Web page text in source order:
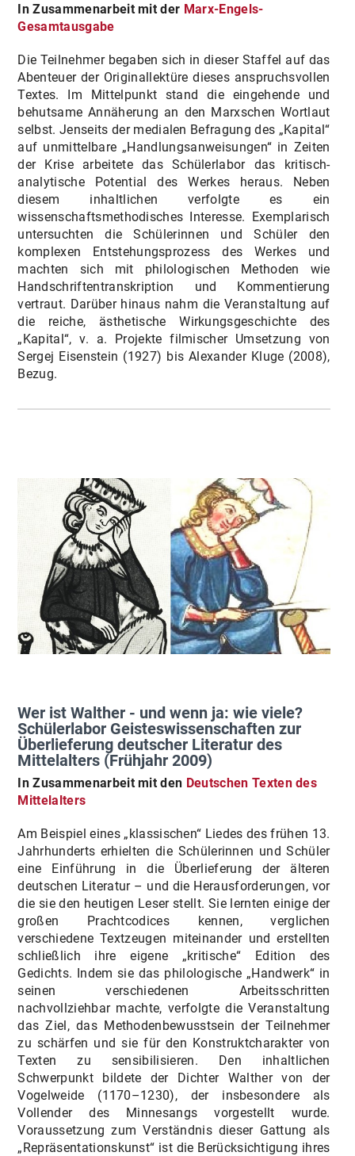
In Zusammenarbeit mit der Marx-Engels-
Gesamtausgabe
Die Teilnehmer begaben sich in dieser Staffel auf das
Abenteuer der Originallektüre dieses anspruchsvollen
Textes. Im Mittelpunkt stand die eingehende und
behutsame Annäherung an den Marxschen Wortlaut
selbst. Jenseits der medialen Befragung des „Kapital“
auf unmittelbare „Handlungsanweisungen“ in Zeiten
der Krise arbeitete das Schülerlabor das kritisch-
analytische Potential des Werkes heraus. Neben
diesem inhaltlichen verfolgte es ein
wissenschaftsmethodisches Interesse. Exemplarisch
untersuchten die Schülerinnen und Schüler den
komplexen Entstehungsprozess des Werkes und
machten sich mit philologischen Methoden wie
Handschriftentranskription und Kommentierung
vertraut. Darüber hinaus nahm die Veranstaltung auf
die reiche, ästhetische Wirkungsgeschichte des
„Kapital“, v. a. Projekte filmischer Umsetzung von
Sergej Eisenstein (1927) bis Alexander Kluge (2008),
Bezug.
Wer ist Walther - und wenn ja: wie viele?
Schülerlabor Geisteswissenschaften zur
Überlieferung deutscher Literatur des
Mittelalters (Frühjahr 2009)
In Zusammenarbeit mit den Deutschen Texten des
Mittelalters
Am Beispiel eines „klassischen“ Liedes des frühen 13.
Jahrhunderts erhielten die Schülerinnen und Schüler
eine Einführung in die Überlieferung der älteren
deutschen Literatur – und die Herausforderungen, vor
die sie den heutigen Leser stellt. Sie lernten einige der
großen Prachtcodices kennen, verglichen
verschiedene Textzeugen miteinander und erstellten
schließlich ihre eigene „kritische“ Edition des
Gedichts. Indem sie das philologische „Handwerk“ in
seinen verschiedenen Arbeitsschritten
nachvollziehbar machte, verfolgte die Veranstaltung
das Ziel, das Methodenbewusstsein der Teilnehmer
zu schärfen und sie für den Konstruktcharakter von
Texten zu sensibilisieren. Den inhaltlichen
Schwerpunkt bildete der Dichter Walther von der
Vogelweide (1170–1230), der insbesondere als
Vollender des Minnesangs vorgestellt wurde.
Voraussetzung zum Verständnis dieser Gattung als
„Repräsentationskunst“ ist die Berücksichtigung ihres